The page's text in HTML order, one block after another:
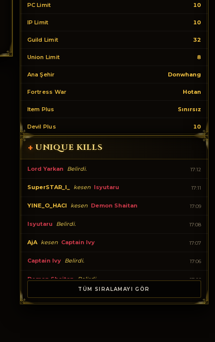
PC Limit 10
IP Limit 10
Guild Limit 32
Union Limit 8
Ana Şehir Donwhang
Fortress War Hotan
Item Plus Sınırsız
Devil Plus 10
+ UNIQUE KILLS
Lord Yarkan Belirdi. 17:12
SuperSTAR_I_ kesen Isyutaru 17:11
YINE_O_HACI kesen Demon Shaitan 17:09
Isyutaru Belirdi. 17:08
AjA kesen Captain Ivy 17:07
Captain Ivy Belirdi. 17:06
Demon Shaitan Belirdi. 17:06
BOREALIS kesen Tiger Girl 16:57
TÜM SIRALAMAYI GÖR